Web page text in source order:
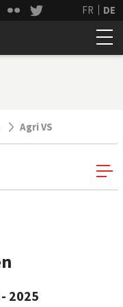
FR DE
Agri VS
2025